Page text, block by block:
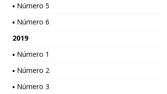
▪ Número 5
▪ Número 6
2019
▪ Número 1
▪ Número 2
▪ Número 3